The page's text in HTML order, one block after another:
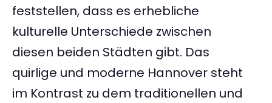
feststellen, dass es erhebliche
kulturelle Unterschiede zwischen
diesen beiden Städten gibt. Das
quirlige und moderne Hannover steht
im Kontrast zu dem traditionellen und